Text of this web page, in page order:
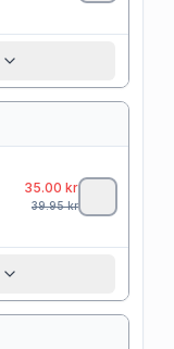
35.00 kr
39.95kr